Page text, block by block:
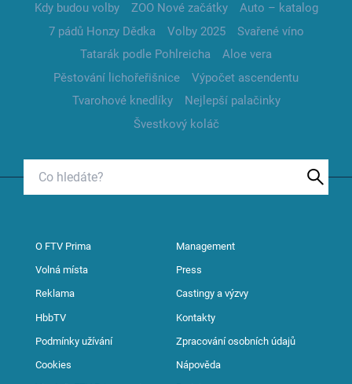
Kdy budou volby
ZOO Nové začátky
Auto – katalog
7 pádů Honzy Dědka
Volby 2025
Svařené víno
Tatarák podle Pohlreicha
Aloe vera
Pěstování lichořeřišnice
Výpočet ascendentu
Tvarohové knedlíky
Nejlepší palačinky
Švestkový koláč
O FTV Prima Management
Volná místa Press
Reklama Castingy a výzvy
HbbTV Kontakty
Podmínky užívání Zpracování osobních údajů
Cookies Nápověda